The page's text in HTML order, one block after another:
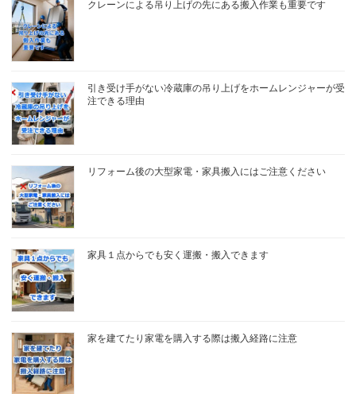
クレーンによる吊り上げの先にある搬入作業も重要です
引き受け手がない冷蔵庫の吊り上げをホームレンジャーが受
注できる理由
リフォーム後の大型家電・家具搬入にはご注意ください
家具１点からでも安く運搬・搬入できます
家を建てたり家電を購入する際は搬入経路に注意